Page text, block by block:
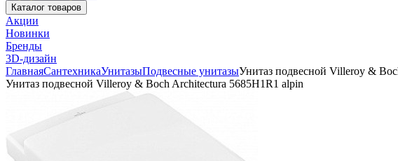
Каталог товаров
Акции
Новинки
Бренды
3D-дизайн
ГлавнаяСантехникаУнитазыПодвесные унитазыУнитаз подвесной Villeroy &
Унитаз подвесной Villeroy & Boch Architectura 5685H1R1 alpin